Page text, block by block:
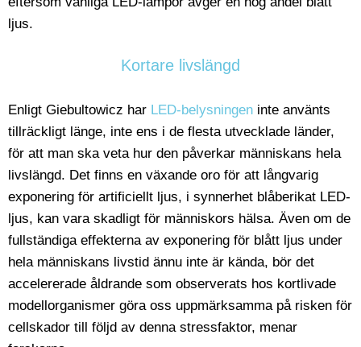
ljus.
Kortare livslängd
Enligt Giebultowicz har LED-belysningen inte använts
tillräckligt länge, inte ens i de flesta utvecklade länder,
för att man ska veta hur den påverkar människans hela
livslängd. Det finns en växande oro för att långvarig
exponering för artificiellt ljus, i synnerhet blåberikat LED-
ljus, kan vara skadligt för människors hälsa. Även om de
fullständiga effekterna av exponering för blått ljus under
hela människans livstid ännu inte är kända, bör det
accelererade åldrande som observerats hos kortlivade
modellorganismer göra oss uppmärksamma på risken för
cellskador till följd av denna stressfaktor, menar